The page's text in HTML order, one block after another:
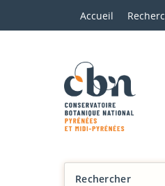
Accueil
Rechercher